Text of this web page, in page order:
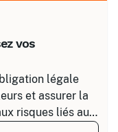
vos
légale
et assurer la
risques liés au
avec des